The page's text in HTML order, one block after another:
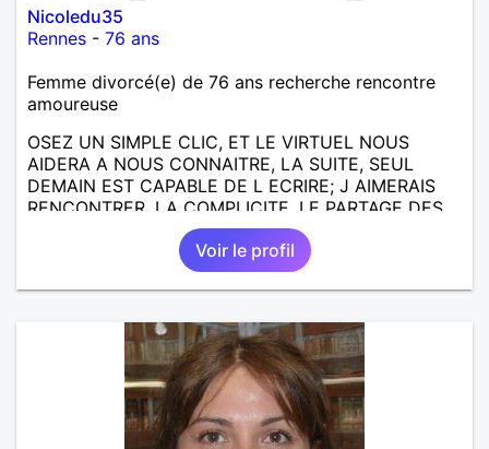
Nicoledu35
Rennes - 76 ans
Femme divorcé(e) de 76 ans recherche rencontre
amoureuse
OSEZ UN SIMPLE CLIC, ET LE VIRTUEL NOUS
AIDERA A NOUS CONNAITRE, LA SUITE, SEUL
DEMAIN EST CAPABLE DE L ECRIRE; J AIMERAIS
RENCONTRER, LA COMPLICITE, LE PARTAGE DES
BELLES CHOSES DE LA VIE : BALADES, VOYAGES
EN FRANCE OU AILLEURS. ETRE A L ECOUTE DE L
AUTRE, ET LA VIE SERA PLUS BELLE
ENCORE.....................
Voir le profil